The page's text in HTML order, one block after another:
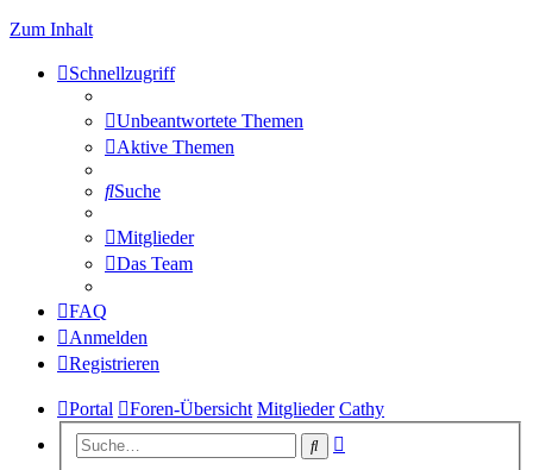
Zum Inhalt
Schnellzugriff
Unbeantwortete Themen
Aktive Themen
Suche
Mitglieder
Das Team
FAQ
Anmelden
Registrieren
Portal Foren-Übersicht Mitglieder Cathy
Suche